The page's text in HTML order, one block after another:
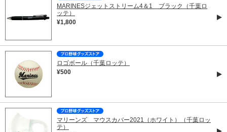
MARINESジェットストリーム4＆1 ブラック（千葉ロ
ッテ）
¥1,800
ロゴボール（千葉ロッテ）
¥500
マリーンズ マウスカバー2021（ホワイト）（千葉ロッ
テ）